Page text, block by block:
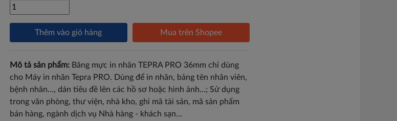
Thêm vào giỏ hàng Mua trên Shopee
Mô tả sản phẩm: Băng mực in nhãn TEPRA PRO 36mm chỉ dùng
cho Máy in nhãn Tepra PRO. Dùng để in nhãn, bảng tên nhân viên,
bệnh nhân…, dán tiêu đề lên các hồ sơ hoặc hình ảnh…; Sử dụng
trong văn phòng, thư viện, nhà kho, ghi mã tài sản, mã sản phẩm
bán hàng, ngành dịch vụ Nhà hàng - khách sạn…